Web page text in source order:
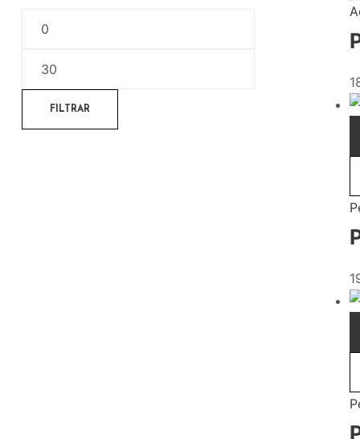
FILTRAR